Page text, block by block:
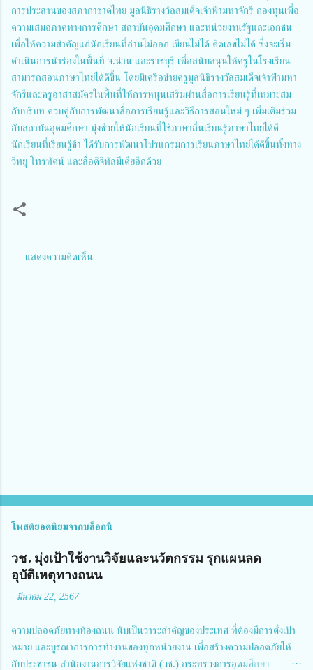
การประสานของสภากาชาดไทย มูลนิธิรางวัลสมเด็จเจ้าฟ้ามหาจักรี กองทุนเพื่อ
ความเสมอภาคทางการศึกษา สถาบันอุดมศึกษา และหน่วยงานรัฐและเอกชน
เพื่อให้ความสำคัญแก่นักเรียนที่อ่านไม่ออก เขียนไม่ได้ คิดเลขไม่ได้ ซึ่งจะเริ่ม
ดำเนินการนำร่องในพื้นที่ จ.น่าน และราชบุรี เพื่อสนับสนุนให้ครูในโรงเรียน
สามารถสอนภาษาไทยได้ดีขึ้น โดยมีเครือข่ายครูมูลนิธิรางวัลสมเด็จเจ้าฟ้ามหา
จักรีและครูอาสาสมัครในพื้นที่ให้การหนุนเสริมผ่านสื่อการเรียนรู้ที่เหมาะสม
กับบริบท ควบคู่กับการพัฒนาสื่อการเรียนรู้และวิธีการสอนใหม่ ๆ เพิ่มเติมร่วม
กับสถาบันอุดมศึกษา มุ่งช่วยให้นักเรียนที่ใช้ภาษาถิ่นเรียนรู้ภาษาไทยได้ดี
นักเรียนที่เรียนรู้ช้า ได้รับการพัฒนาโปรแกรมการเรียนภาษาไทยได้ดีขึ้นทั้งทาง
วิทยุ โทรทัศน์ และสื่อดิจิทัลมีเดียอีกด้วย
แสดงความคิดเห็น
โพสต์ยอดนิยมจากบล็อกนี้
วช. มุ่งเป้าใช้งานวิจัยและนวัตกรรม รุกแผนลด
อุบัติเหตุทางถนน
- มีนาคม 22, 2567
ความปลอดภัยทางท้องถนน นับเป็นวาระสำคัญของประเทศ ที่ต้องมีการตั้งเป้า
หมาย และบูรณาการการทำงานของทุกหน่วยงาน เพื่อสร้างความปลอดภัยให้
กับประชาชน สำนักงานการวิจัยแห่งชาติ (วช.) กระทรวงการอุดมศึกษา